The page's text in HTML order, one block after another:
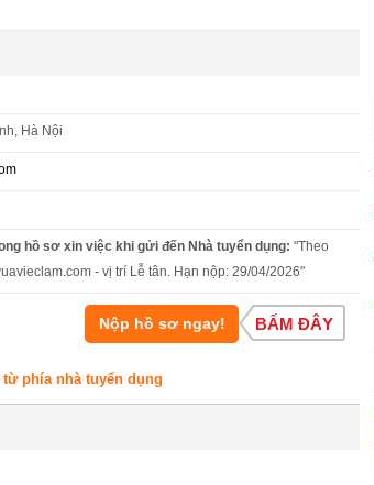
Hà Nội
hồ sơ xin việc khi gửi đến Nhà tuyển dụng: "Theo
- vị trí Lễ tân. Hạn nộp: 29/04/2026"
Nộp hồ sơ ngay! BẤM ĐÂY
phía nhà tuyển dụng